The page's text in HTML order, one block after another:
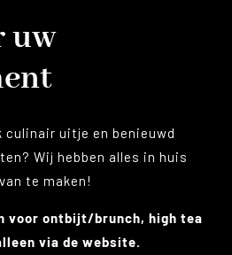
uw
culinair uitje en benieuwd
Wij hebben alles in huis
te maken!
voor ontbijt/brunch, high tea
via de website.